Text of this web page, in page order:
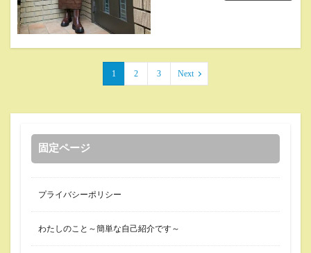
1 2 3 Next
固定ページ
プライバシーポリシー
わたしのこと～簡単な自己紹介です～